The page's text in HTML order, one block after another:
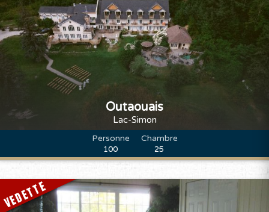
Outaouais
Lac-Simon
Personne
100
Chambre
25
VEDETTE